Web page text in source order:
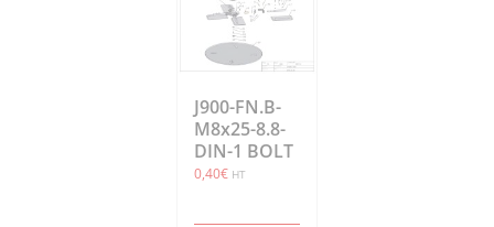
J900-FN.B-
M8x25-8.8-
DIN-1 BOLT
0,40€ HT